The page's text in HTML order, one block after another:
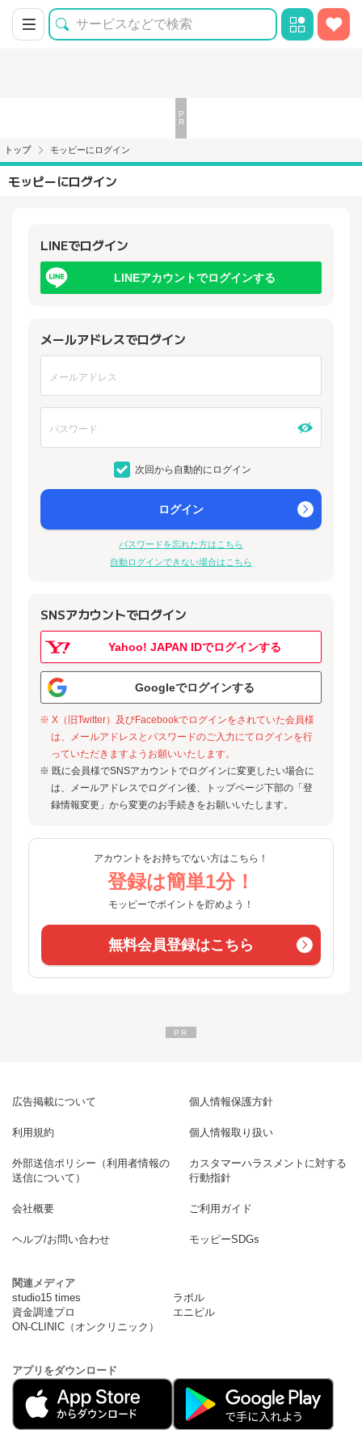
トップ モッピーにログイン
モッピーにログイン
LINEでログイン
LINEアカウントでログインする
メールアドレスでログイン
次回から自動的にログイン
ログイン
パスワードを忘れた方はこちら
自動ログインできない場合はこちら
SNSアカウントでログイン
Yahoo! JAPAN IDでログインする
Googleでログインする
※ X（旧Twitter）及びFacebookでログインをされていた会員様
は、メールアドレスとパスワードのご入力にてログインを行
っていただきますようお願いいたします。
※ 既に会員様でSNSアカウントでログインに変更したい場合に
は、メールアドレスでログイン後、トップページ下部の「登
録情報変更」から変更のお手続きをお願いいたします。
アカウントをお持ちでない方はこちら！
登録は簡単1分！
モッピーでポイントを貯めよう！
無料会員登録はこちら
広告掲載について 個人情報保護方針
利用規約 個人情報取り扱い
外部送信ポリシー（利用者情報の
送信について）
カスタマーハラスメントに対する
行動指針
会社概要 ご利用ガイド
ヘルプ/お問い合わせ モッピーSDGs
関連メディア
studio15 times
ラボル
資金調達プロ
エニピル
ON-CLINIC（オンクリニック）
アプリをダウンロード